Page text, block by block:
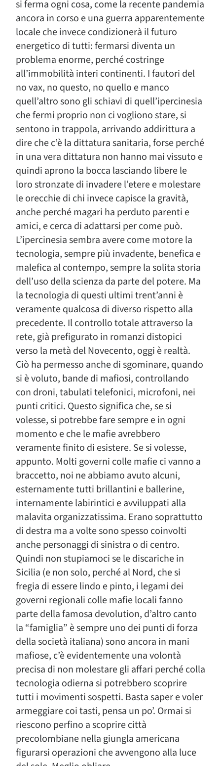
si ferma ogni cosa, come la recente pandemia
ancora in corso e una guerra apparentemente
locale che invece condizionerà il futuro
energetico di tutti: fermarsi diventa un
problema enorme, perché costringe
all’immobilità interi continenti. I fautori del
no vax, no questo, no quello e manco
quell’altro sono gli schiavi di quell’ipercinesia
che fermi proprio non ci vogliono stare, si
sentono in trappola, arrivando addirittura a
dire che c’è la dittatura sanitaria, forse perché
in una vera dittatura non hanno mai vissuto e
quindi aprono la bocca lasciando libere le
loro stronzate di invadere l’etere e molestare
le orecchie di chi invece capisce la gravità,
anche perché magari ha perduto parenti e
amici, e cerca di adattarsi per come può.
L’ipercinesia sembra avere come motore la
tecnologia, sempre più invadente, benefica e
malefica al contempo, sempre la solita storia
dell’uso della scienza da parte del potere. Ma
la tecnologia di questi ultimi trent’anni è
veramente qualcosa di diverso rispetto alla
precedente. Il controllo totale attraverso la
rete, già prefigurato in romanzi distopici
verso la metà del Novecento, oggi è realtà.
Ciò ha permesso anche di sgominare, quando
si è voluto, bande di mafiosi, controllando
con droni, tabulati telefonici, microfoni, nei
punti critici. Questo significa che, se si
volesse, si potrebbe fare sempre e in ogni
momento e che le mafie avrebbero
veramente finito di esistere. Se si volesse,
appunto. Molti governi colle mafie ci vanno a
braccetto, noi ne abbiamo avuto alcuni,
esternamente tutti brillantini e ballerine,
internamente labirintici e avviluppati alla
malavita organizzatissima. Erano soprattutto
di destra ma a volte sono spesso coinvolti
anche personaggi di sinistra o di centro.
Quindi non stupiamoci se le discariche in
Sicilia (e non solo, perché al Nord, che si
fregia di essere lindo e pinto, i legami dei
governi regionali colle mafie locali fanno
parte della famosa devolution, d’altro canto
la “famiglia” è sempre uno dei punti di forza
della società italiana) sono ancora in mani
mafiose, c’è evidentemente una volontà
precisa di non molestare gli affari perché colla
tecnologia odierna si potrebbero scoprire
tutti i movimenti sospetti. Basta saper e voler
armeggiare coi tasti, pensa un po’. Ormai si
riescono perfino a scoprire città
precolombiane nella giungla americana
figurarsi operazioni che avvengono alla luce